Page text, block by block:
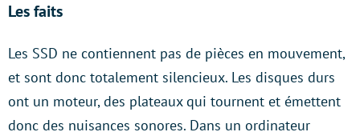
Les faits
Les SSD ne contiennent pas de pièces en mouvement,
et sont donc totalement silencieux. Les disques durs
ont un moteur, des plateaux qui tournent et émettent
donc des nuisances sonores. Dans un ordinateur